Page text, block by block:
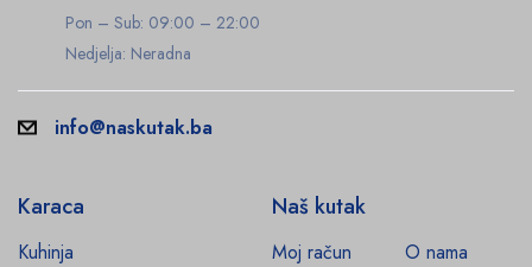
Pon – Sub: 09:00 – 22:00
Nedjelja: Neradna
info@naskutak.ba
Karaca
Kuhinja
Naš kutak
Moj račun
O nama